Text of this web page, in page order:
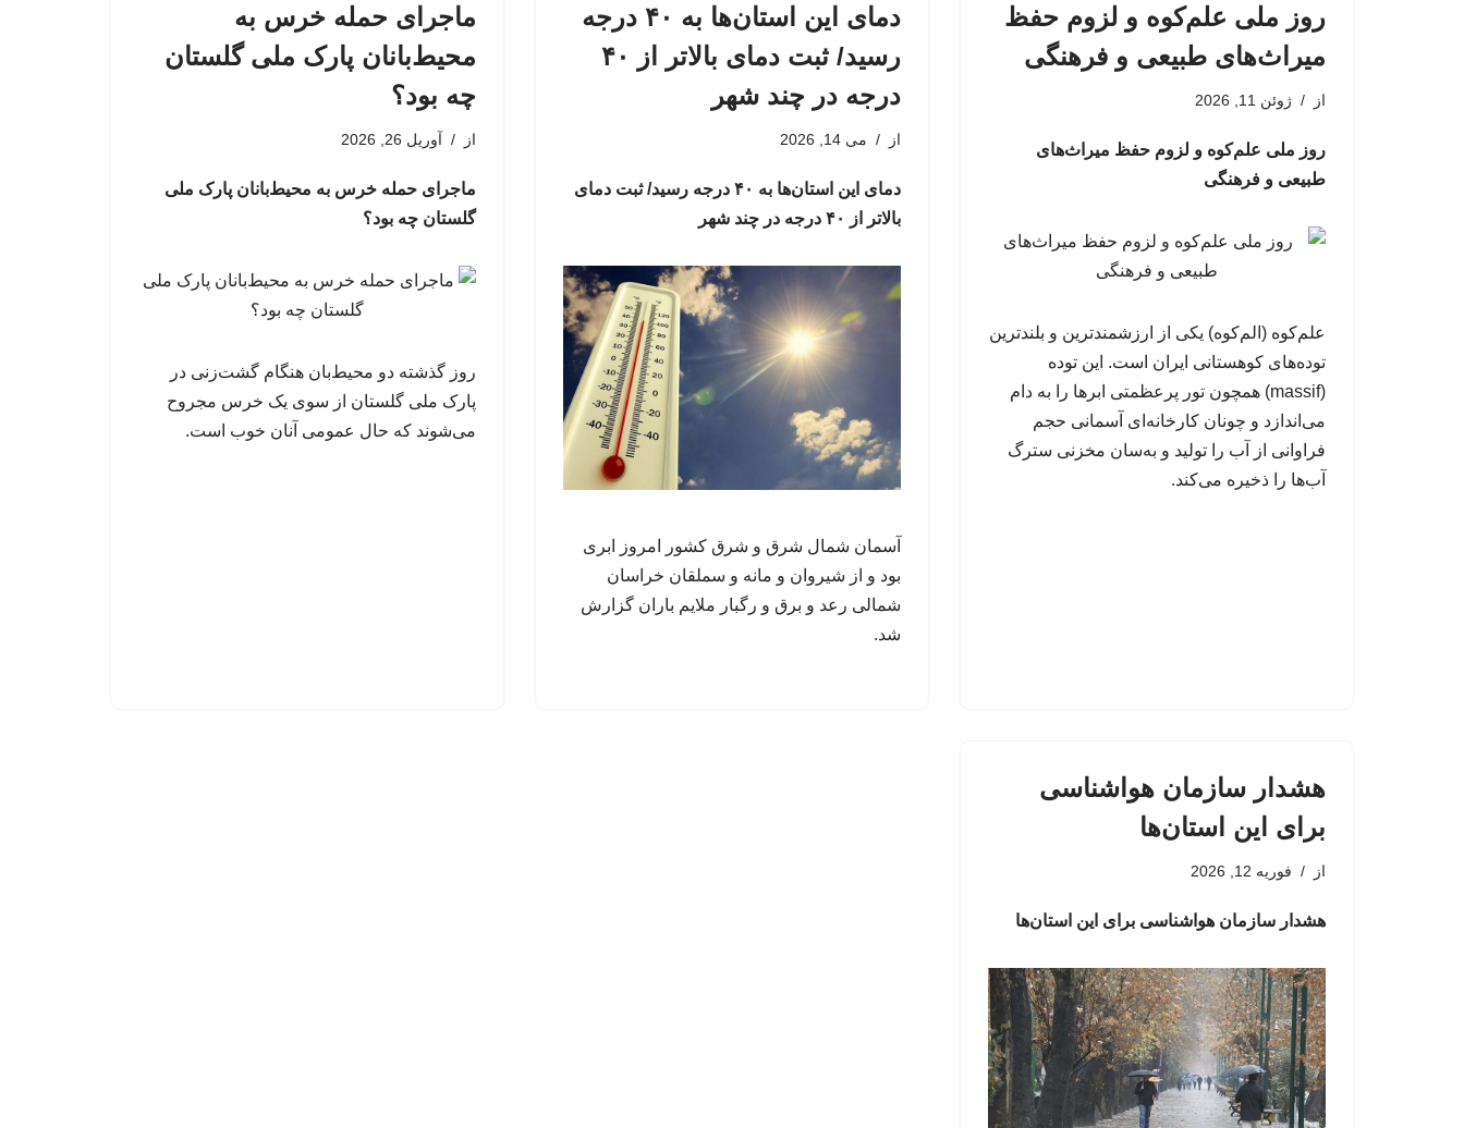
روز ملی علم‌کوه و لزوم حفظ
میراث‌های طبیعی و فرهنگی
از ژوئن 11, 2026
روز ملی علم‌کوه و لزوم حفظ میراث‌های
طبیعی و فرهنگی
علم‌کوه (الم‌کوه) یکی از ارزشمندترین و بلندترین
توده‌های کوهستانی ایران است. این توده
(massif) همچون تور پرعظمتی ابرها را به دام
می‌اندازد و چونان کارخانه‌ای آسمانی حجم
فراوانی از آب را تولید و به‌سان مخزنی سترگ
آب‌ها را ذخیره می‌کند.
دمای این استان‌ها به ۴۰ درجه
رسید/ ثبت دمای بالاتر از ۴۰
درجه در چند شهر
از می 14, 2026
دمای این استان‌ها به ۴۰ درجه رسید/ ثبت دمای
بالاتر از ۴۰ درجه در چند شهر
آسمان شمال شرق و شرق کشور امروز ابری
بود و از شیروان و مانه و سملقان خراسان
شمالی رعد و برق و رگبار ملایم باران گزارش
شد.
ماجرای حمله خرس به
محیط‌بانان پارک ملی گلستان
چه بود؟
از آوریل 26, 2026
ماجرای حمله خرس به محیط‌بانان پارک ملی
گلستان چه بود؟
روز گذشته دو محیط‌بان هنگام گشت‌زنی در
پارک ملی گلستان از سوی یک خرس مجروح
می‌شوند که حال عمومی آنان خوب است.
هشدار سازمان هواشناسی
برای این استان‌ها
از فوریه 12, 2026
هشدار سازمان هواشناسی برای این استان‌ها